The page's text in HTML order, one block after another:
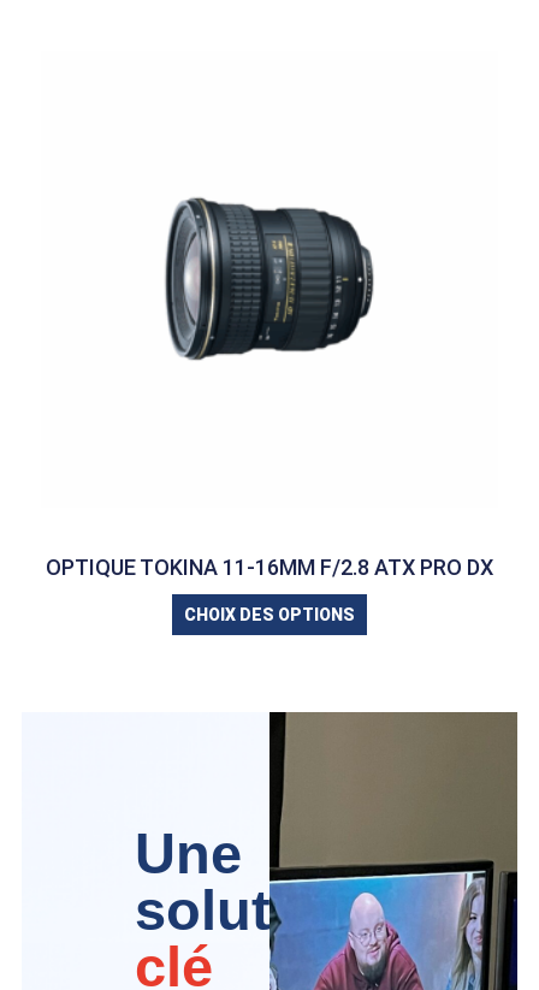
OPTIQUE TOKINA 11-16MM F/2.8 ATX PRO DX
CHOIX DES OPTIONS
Une
solution
clé